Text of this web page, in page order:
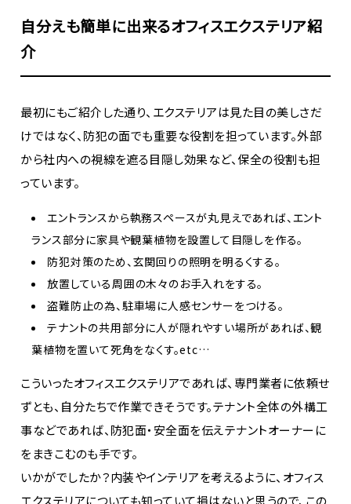
自分えも簡単に出来るオフィスエクステリア紹
介
最初にもご紹介した通り、エクステリアは見た目の美しさだ
けではなく、防犯の面でも重要な役割を担っています。外部
から社内への視線を遮る目隠し効果など、保全の役割も担
っています。
エントランスから執務スペースが丸見えであれば、エント
ランス部分に家具や観葉植物を設置して目隠しを作る。
防犯対策のため、玄関回りの照明を明るくする。
放置している周囲の木々のお手入れをする。
盗難防止の為、駐車場に人感センサーをつける。
テナントの共用部分に人が隠れやすい場所があれば、観
葉植物を置いて死角をなくす。etc…
こういったオフィスエクステリアであれば、専門業者に依頼せ
ずとも、自分たちで作業できそうです。テナント全体の外構工
事などであれば、防犯面・安全面を伝えテナントオーナーに
をまきこむのも手です。
いかがでしたか？内装やインテリアを考えるように、オフィス
エクステリアについても知っていて損はないと思うので、この